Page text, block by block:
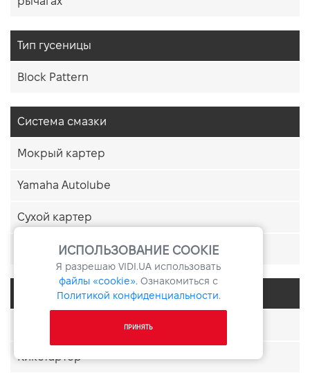
Тип гусеницы
Block Pattern
Система смазки
Мокрый картер
Yamaha Autolube
Сухой картер
Премикс
Система запуска
Кикстартер
ИСПОЛЬЗОВАНИЕ COOKIE
Я разрешаю VIDI.UA использовать
файлы «cookie». Ознакомиться с
Политикой конфиденциальности.
ПРИНЯТЬ